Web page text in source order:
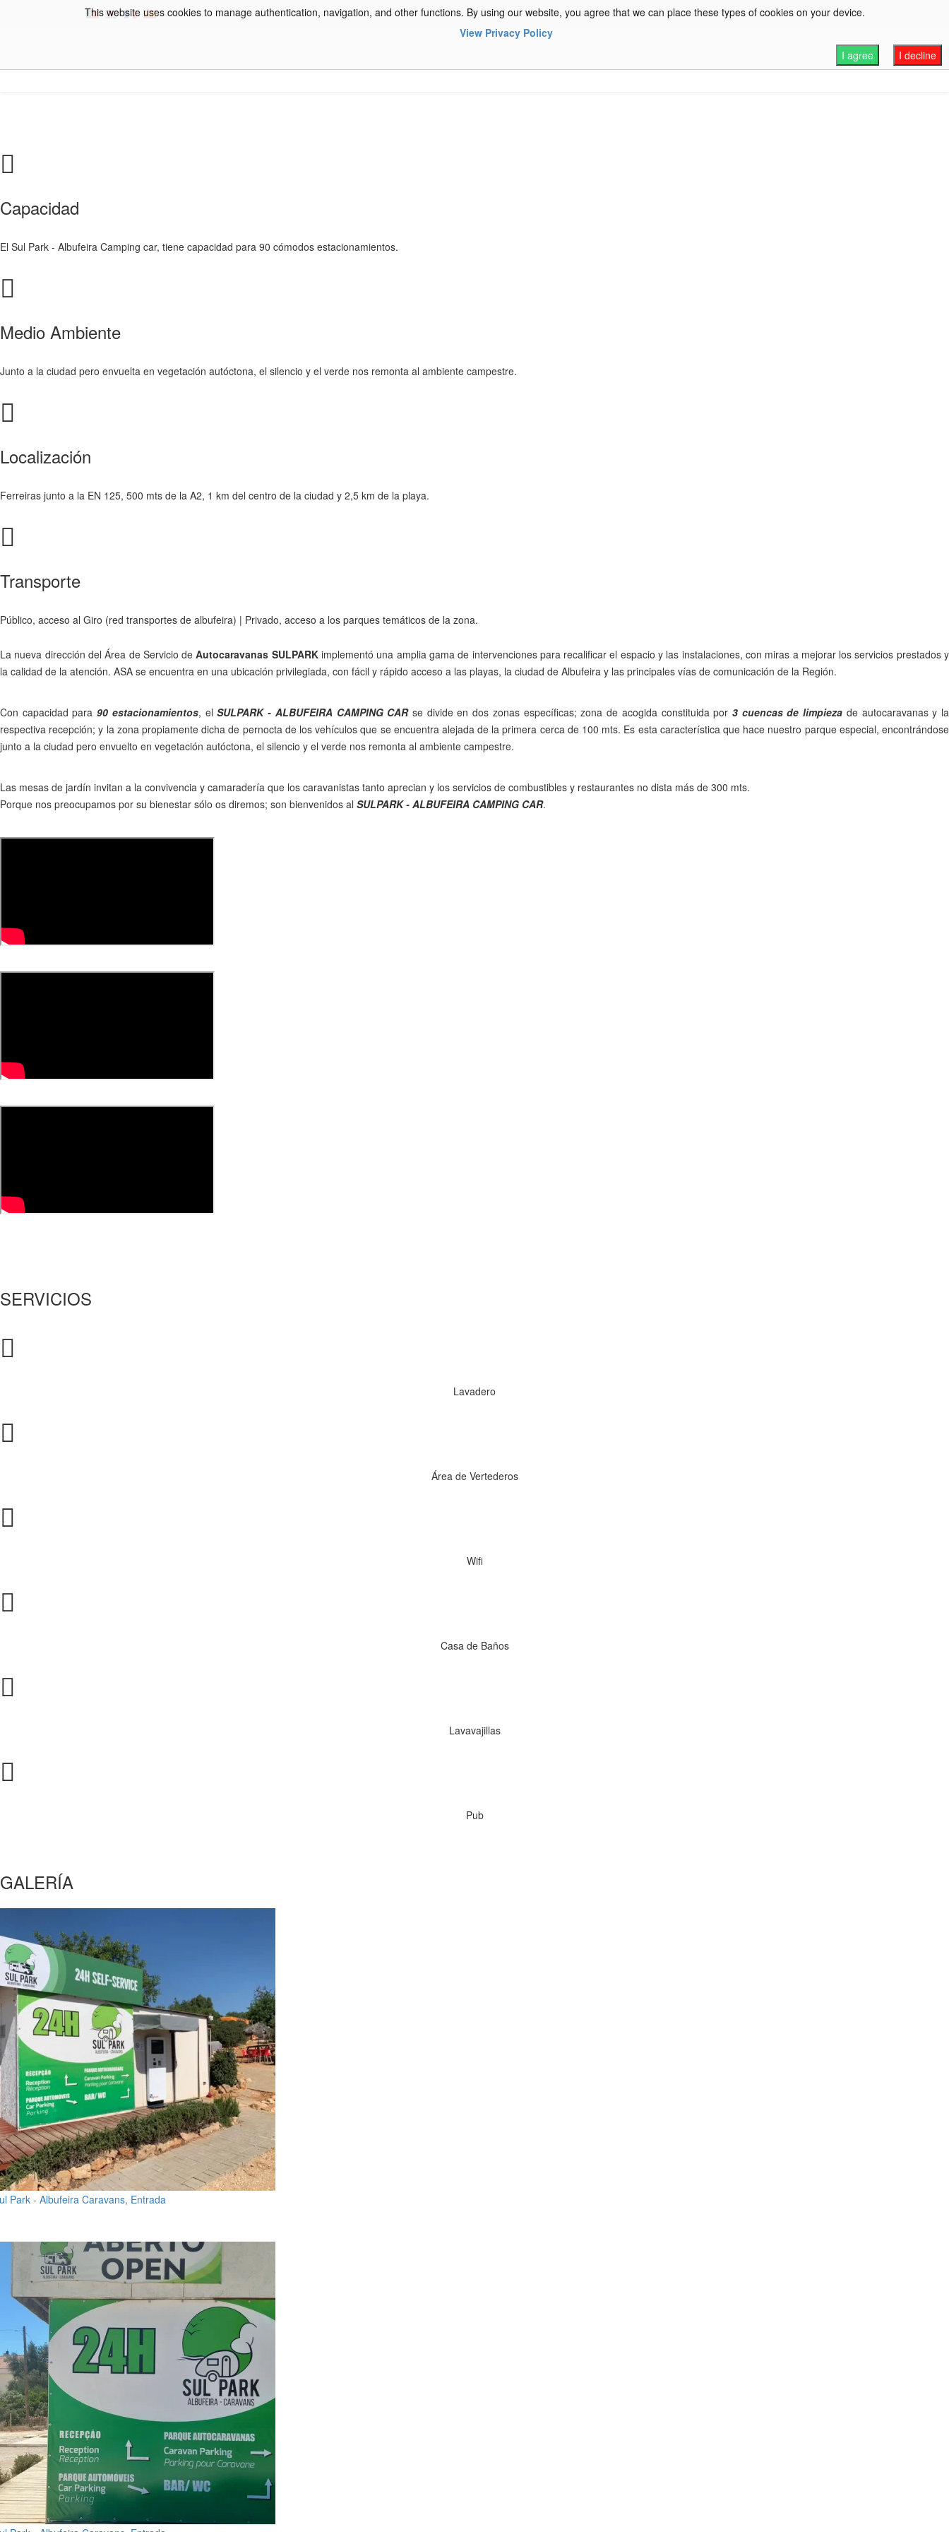
Capacidad
El Sul Park - Albufeira Camping car, tiene capacidad para 90 cómodos estacionamientos.
Medio Ambiente
Junto a la ciudad pero envuelta en vegetación autóctona, el silencio y el verde nos remonta al ambiente campestre.
Localización
Ferreiras junto a la EN 125, 500 mts de la A2, 1 km del centro de la ciudad y 2,5 km de la playa.
Transporte
Público, acceso al Giro (red transportes de albufeira) | Privado, acceso a los parques temáticos de la zona.
La nueva dirección del Área de Servicio deAutocaravanas SULPARKimplementó una amplia gama de intervenciones para recalificar el espacio y las instalaciones, con miras a mejorar los servicios prestados y
la calidad de la atención. ASA se encuentra en una ubicación privilegiada, con fácil y rápido acceso a las playas, la ciudad de Albufeira y las principales vías de comunicación de la Región.
Con capacidad para90 estacionamientos, elSULPARK - ALBUFEIRA CAMPING CARse divide en dos zonas específicas; zona de acogida constituida por 3 cuencas de limpieza de autocaravanas y la
respectiva recepción; y la zona propiamente dicha de pernocta de los vehículos que se encuentra alejada de la primera cerca de 100 mts. Es esta característica que hace nuestro parque especial, encontrándose
junto a la ciudad pero envuelto en vegetación autóctona, el silencio y el verde nos remonta al ambiente campestre.
Las mesas de jardín invitan a la convivencia y camaradería que los caravanistas tanto aprecian y los servicios de combustibles y restaurantes no dista más de 300 mts.
Porque nos preocupamos por su bienestar sólo os diremos; son bienvenidos al SULPARK - ALBUFEIRA CAMPING CAR.
SERVICIOS
Lavadero
Área de Vertederos
Wifi
Casa de Baños
Lavavajillas
Pub
GALERÍA
Park - Albufeira Caravans, Entrada
This website uses cookies to manage authentication, navigation, and other functions. By using our website, you agree that we can place these types of cookies on your device.
View Privacy Policy
I decline
I agree